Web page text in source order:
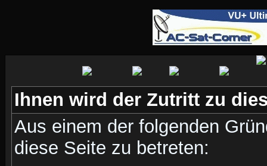
Ihnen wird der Zutritt zu
Aus einem der folgenden
diese Seite zu betreten: